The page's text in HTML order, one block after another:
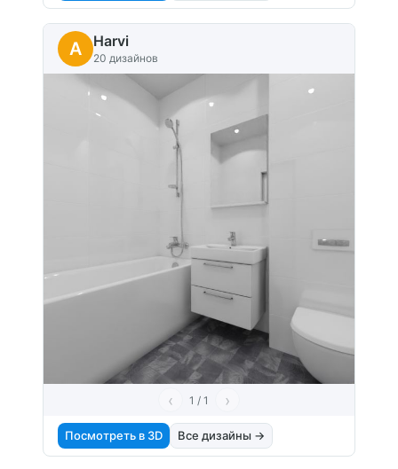
A Harvi
20 дизайнов
‹ 1 / 1 ›
Посмотреть в 3D Все дизайны →